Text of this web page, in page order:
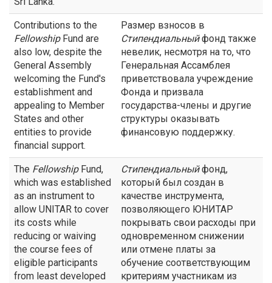
Contributions to the
FellowshipFund are
also low, despite the
General Assembly
welcoming the Fund's
establishment and
appealing to Member
States and other
entities to provide
financial support.
Размер взносов в
Стипендиальныйфонд также
невелик, несмотря на то, что
Генеральная Ассамблея
приветствовала учреждение
Фонда и призвала
государства-члены и другие
структуры оказывать
финансовую поддержку.
The FellowshipFund,
which was established
as an instrument to
allow UNITAR to cover
its costs while
reducing or waiving
the course fees of
eligible participants
from least developed
Стипендиальныйфонд,
который был создан в
качестве инструмента,
позволяющего ЮНИТАР
покрывать свои расходы при
одновременном снижении
или отмене платы за
обучение соответствующим
критериям участникам из